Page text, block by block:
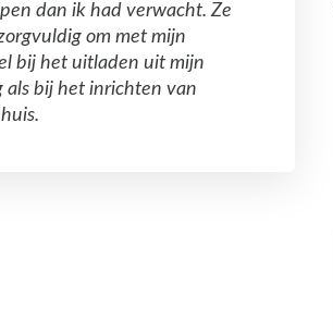
dan ik had verwacht. Ze
om met mijn
bij het uitladen uit mijn
als bij het inrichten van